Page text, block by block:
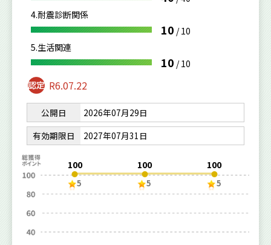
4.耐震診断関係
10 /10
5.生活関連
10 /10
R6.07.22
公開日
2026年07月29日
有効期限日
2027年07月31日
100
5
100
5
100
5